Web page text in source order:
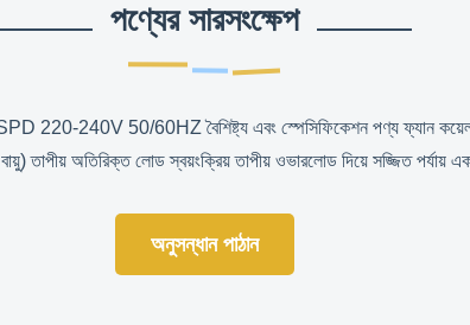
পণ্যের সারসংক্ষেপ
220-240V 50/60HZ বৈশিষ্ট্য এবং স্পেসিফিকেশন পণ্য ফ্যান কয়েল
তাপীয় অতিরিক্ত লোড স্বয়ংক্রিয় তাপীয় ওভারলোড দিয়ে সজ্জিত পর্যায়
অনুসন্ধান পাঠান